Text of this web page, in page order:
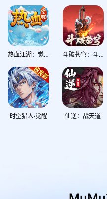
热血江湖：觉醒 斗破苍穹：斗帝之路
时空猎人·觉醒 仙逆：战天道